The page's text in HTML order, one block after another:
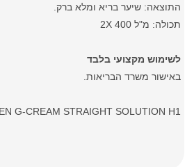
התוצאה: שיער בריא ומלא ברק.
תכולה: מ"ל 2X 400
לשימוש מקצועי בלבד
באישור משרד הבריאות.
G-CREAM STRAIGHT SOLUTION H1